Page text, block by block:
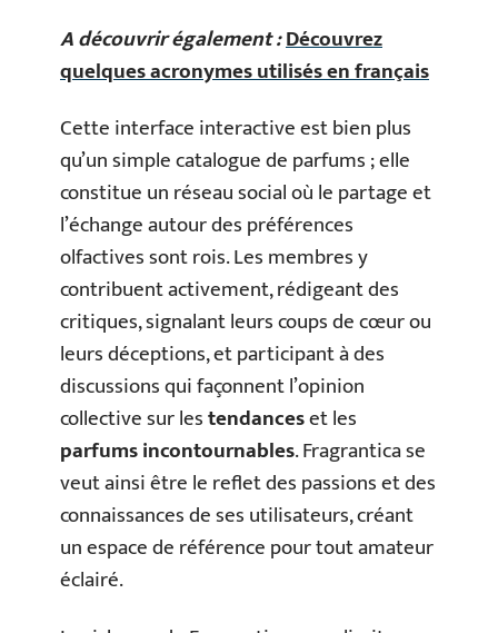
A découvrir également :Découvrez
quelques acronymes utilisés en français
Cette interface interactive est bien plus
qu’un simple catalogue de parfums ; elle
constitue un réseau social où le partage et
l’échange autour des préférences
olfactives sont rois. Les membres y
contribuent activement, rédigeant des
critiques, signalant leurs coups de cœur ou
leurs déceptions, et participant à des
discussions qui façonnent l’opinion
collective sur lestendanceset les
parfums incontournables. Fragrantica se
veut ainsi être le reflet des passions et des
connaissances de ses utilisateurs, créant
un espace de référence pour tout amateur
éclairé.